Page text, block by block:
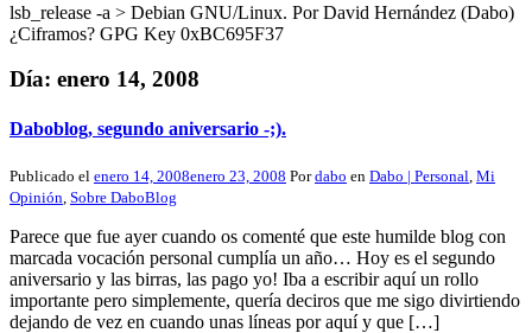
lsb_release -a > Debian GNU/Linux. Por David Hernández (Dabo)
¿Ciframos? GPG Key 0xBC695F37
Día: enero 14, 2008
Daboblog, segundo aniversario -;).
Publicado el enero 14, 2008enero 23, 2008 Pordabo en Dabo | Personal Mi
Opinión Sobre DaboBlog
Parece que fue ayer cuando os comenté que este humilde blog con
marcada vocación personal cumplía un año… Hoy es el segundo
aniversario y las birras, las pago yo! Iba a escribir aquí un rollo
importante pero simplemente, quería deciros que me sigo divirtiendo
dejando de vez en cuando unas líneas por aquí y que […]